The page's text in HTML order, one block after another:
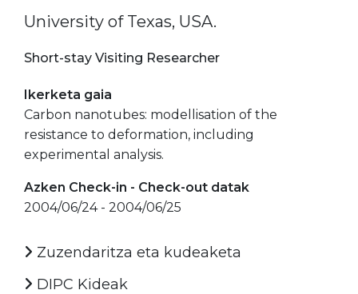
University of Texas, USA.
Short-stay Visiting Researcher
Ikerketa gaia
Carbon nanotubes: modellisation of the
resistance to deformation, including
experimental analysis.
Azken Check-in - Check-out datak
2004/06/24 - 2004/06/25
Zuzendaritza eta kudeaketa
DIPC Kideak